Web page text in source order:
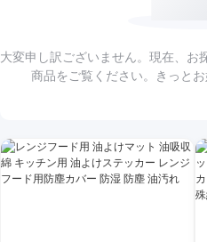
大変申し訳ございません。現在、お
商品をご覧ください。きっと